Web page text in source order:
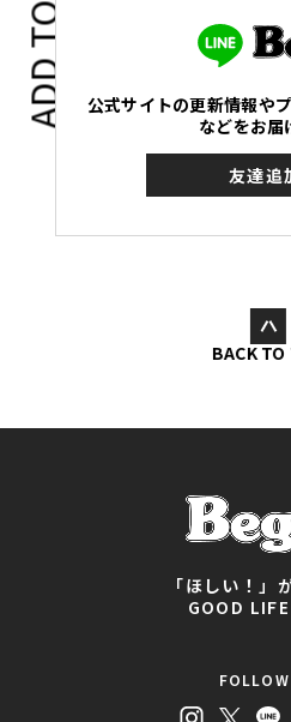
ADD TO
公式サイトの更新情報や
などをお届
友達追
BACK TO
「ほしい！」
GOOD